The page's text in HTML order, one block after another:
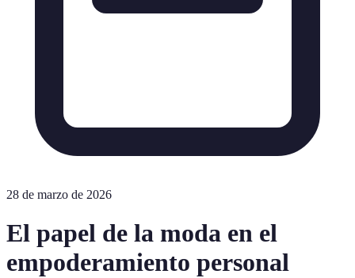
28 de marzo de 2026
El papel de la moda en el
empoderamiento personal